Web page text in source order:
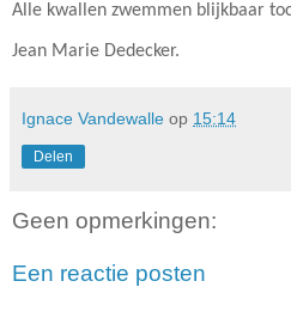
Alle kwallen zwemmen blijkbaar
Jean Marie Dedecker.
Ignace Vandewalle op 15:14
Delen
Geen opmerkingen:
Een reactie posten